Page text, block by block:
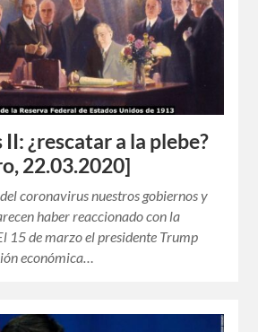
¿rescatar a la plebe?
22.03.2020]
coronavirus nuestros gobiernos y
haber reaccionado con la
15 de marzo el presidente Trump
económica…